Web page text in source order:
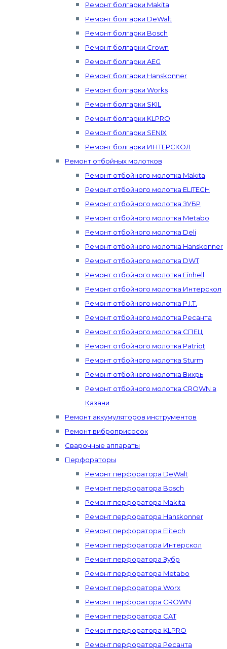
Ремонт болгарки Makita
Ремонт болгарки DeWalt
Ремонт болгарки Bosch
Ремонт болгарки Crown
Ремонт болгарки AEG
Ремонт болгарки Hanskonner
Ремонт болгарки Works
Ремонт болгарки SKIL
Ремонт болгарки KLPRO
Ремонт болгарки SENIX
Ремонт болгарки ИНТЕРСКОЛ
Ремонт отбойных молотков
Ремонт отбойного молотка Makita
Ремонт отбойного молотка ELITECH
Ремонт отбойного молотка ЗУБР
Ремонт отбойного молотка Metabo
Ремонт отбойного молотка Deli
Ремонт отбойного молотка Hanskonner
Ремонт отбойного молотка DWT
Ремонт отбойного молотка Einhell
Ремонт отбойного молотка Интерскол
Ремонт отбойного молотка P.I.T.
Ремонт отбойного молотка Ресанта
Ремонт отбойного молотка СПЕЦ
Ремонт отбойного молотка Patriot
Ремонт отбойного молотка Sturm
Ремонт отбойного молотка Вихрь
Ремонт отбойного молотка CROWN в
Казани
Ремонт аккумуляторов инструментов
Ремонт виброприсосок
Сварочные аппараты
Перфораторы
Ремонт перфоратора DeWalt
Ремонт перфоратора Bosch
Ремонт перфоратора Makita
Ремонт перфоратора Hanskonner
Ремонт перфоратора Elitech
Ремонт перфоратора Интерскол
Ремонт перфоратора Зубр
Ремонт перфоратора Metabo
Ремонт перфоратора Worx
Ремонт перфоратора CROWN
Ремонт перфоратора CAT
Ремонт перфоратора KLPRO
Ремонт перфоратора Ресанта